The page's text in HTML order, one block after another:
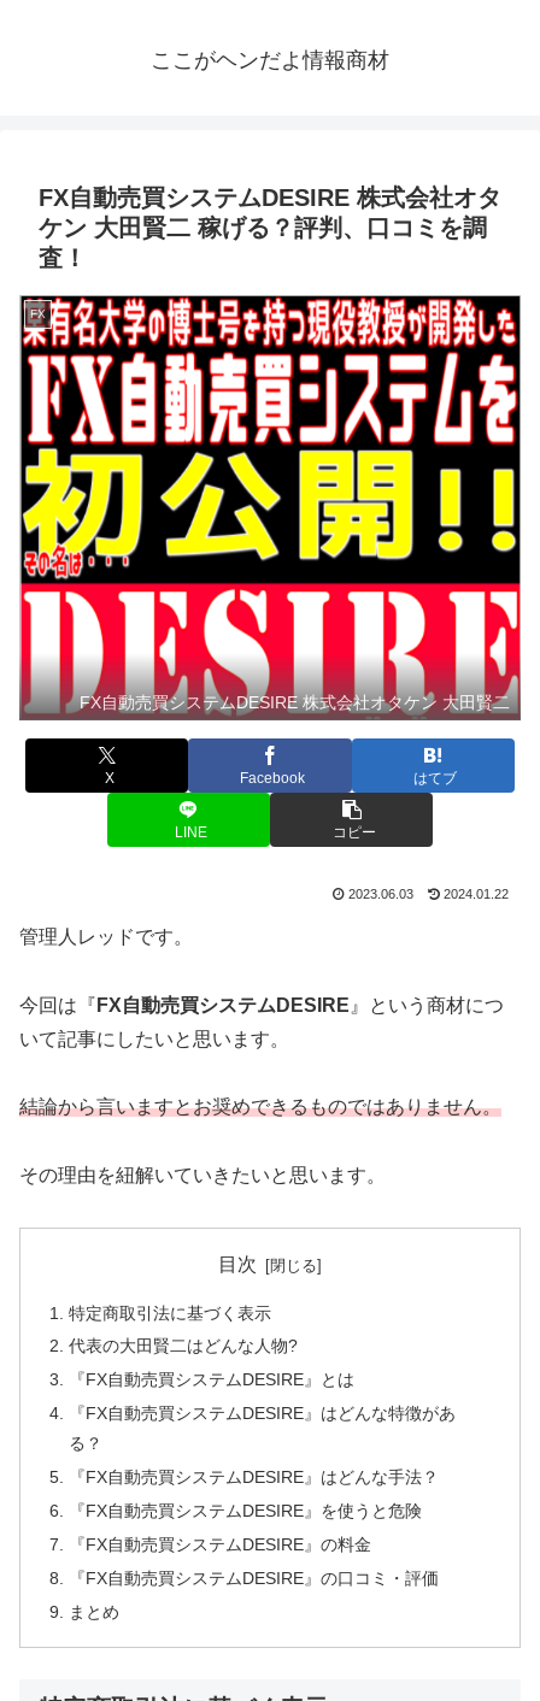
ここがヘンだよ情報商材
FX自動売買システムDESIRE 株式会社オタ
ケン 大田賢二 稼げる？評判、口コミを調
査！
FX
FX自動売買システムDESIRE 株式会社オタケン 大田賢二
X Facebook はてブ
LINE コピー
2023.06.03 2024.01.22
管理人レッドです。
今回は『 FX自動売買システムDESIRE 』という商材につ
いて記事にしたいと思います。
結論から言いますとお奨めできるものではありません。
その理由を紐解いていきたいと思います。
目次
特定商取引法に基づく表示
代表の大田賢二はどんな人物?
『FX自動売買システムDESIRE』とは
『FX自動売買システムDESIRE』はどんな特徴があ
る？
『FX自動売買システムDESIRE』はどんな手法？
『FX自動売買システムDESIRE』を使うと危険
『FX自動売買システムDESIRE』の料金
『FX自動売買システムDESIRE』の口コミ・評価
まとめ